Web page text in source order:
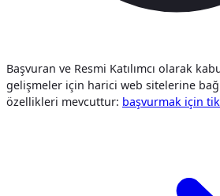
Başvuran ve Resmi Katılımcı olarak
gelişmeler için harici web sitelerine
özellikleri mevcuttur: başvurmak i̇çi̇n